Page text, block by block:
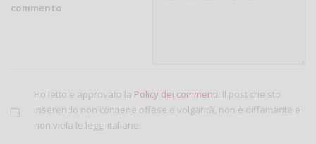
commento
Ho letto e approvato la Policy dei commenti. Il post che sto
inserendo non contiene offese e volgarità, non è diffamante e
non viola le leggi italiane.